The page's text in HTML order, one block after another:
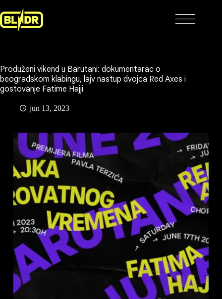
to
content
Produženi vikend u Barutani: dokumentarac o
beogradskom klabingu, lajv nastup dvojca Red Axes i
gostovanje Fatime Hajji
jun 13, 2023